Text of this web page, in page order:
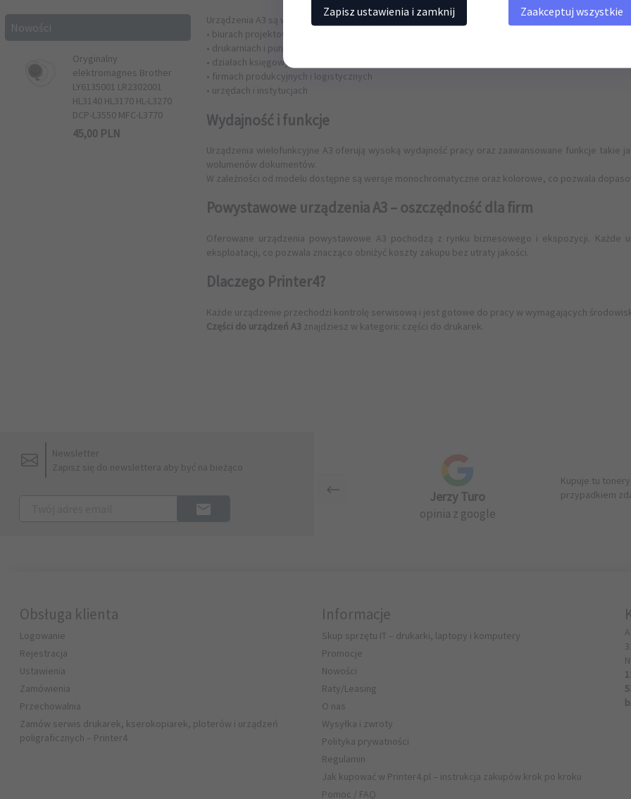
Nowości
Oryginalny
elektromagnes Brother
LY6135001 LR2302001
HL3140 HL3170 HL-L3270
DCP-L3550 MFC-L3770
45,00 PLN
Urządzenia A3 są wykorzystywane wszędzie tam, gdzie standard A4 to za mało. Sprawdzają się w:
• biurach projektowych i architektonicznych
• drukarniach i punktach usługowych
• działach księgowych i administracyjnych
• firmach produkcyjnych i logistycznych
• urzędach i instytucjach
Wydajność i funkcje
Urządzenia wielofunkcyjne A3 oferują wysoką wydajność pracy oraz zaawansowane funkcje takie
wolumenów dokumentów.
W zależności od modelu dostępne są wersje monochromatyczne oraz kolorowe, co pozwala
Powystawowe urządzenia A3 – oszczędność dla firm
Oferowane urządzenia powystawowe A3 pochodzą z rynku biznesowego i ekspozycji.
eksploatacji, co pozwala znacząco obniżyć koszty zakupu bez utraty jakości.
Dlaczego Printer4?
Każde urządzenie przechodzi kontrolę serwisową i jest gotowe do pracy w wymagających
Części do urządzeń A3 znajdziesz w kategorii: części do drukarek.
Newsletter
Zapisz się do newslettera aby być na bieżąco
Jerzy Turo
opinia z google
Kupuje tu
przypadkiem
Obsługa klienta
Logowanie
Rejestracja
Ustawienia
Zamówienia
Przechowalnia
Zamów serwis drukarek, kserokopiarek, ploterów i urządzeń
poligraficznych – Printer4
Informacje
Skup sprzętu IT – drukarki, laptopy i komputery
Promocje
Nowości
Raty/Leasing
O nas
Wysyłka i zwroty
Polityka prywatności
Regulamin
Jak kupować w Printer4.pl – instrukcja zakupów krok po kroku
Pomoc / FAQ
Zapisz ustawienia i zamknij Zaakceptuj wszystkie